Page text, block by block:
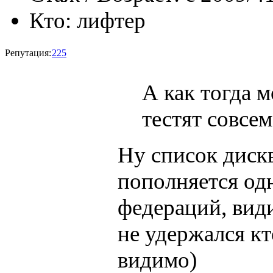
Кто: лифтер
Репутация:225
А как тогда
тестят
Ну список
пополняется
федераций,
не удержался
видимо)